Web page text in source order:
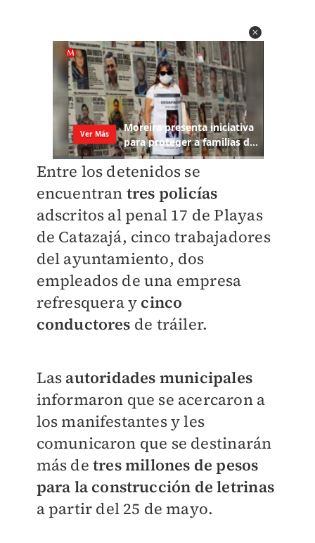
Entre los detenidos se
encuentran tres policías
adscritos al penal 17 de Playas
de Catazajá, cinco trabajadores
del ayuntamiento, dos
empleados de una empresa
refresquera y cinco
conductores de tráiler.
Las autoridades municipales
informaron que se acercaron a
los manifestantes y les
comunicaron que se destinarán
más de tres millones de pesos
para la construcción de letrinas
a partir del 25 de mayo.